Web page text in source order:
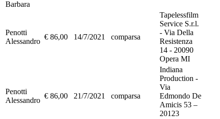
Barbara
Penotti
Alessandro
€ 86,00 14/7/2021 comparsa
Tapelessfilm
Service S.r.l.
- Via Della
Resistenza
14 - 20090
Opera MI
Penotti
Alessandro
€ 86,00 21/7/2021 comparsa
Indiana
Production -
Via
Edmondo De
Amicis 53 –
20123